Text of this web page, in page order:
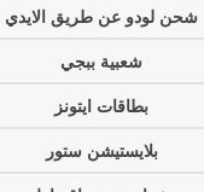
شحن لودو عن طريق الايدي
شعبية ببجي
بطاقات ايتونز
بلايستيشن ستور